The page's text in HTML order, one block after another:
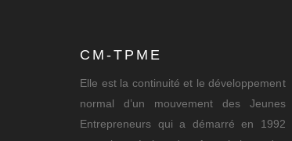
CM-TPME
Elle est la continuité et le développement
normal d’un mouvement des Jeunes
Entrepreneurs qui a démarré en 1992